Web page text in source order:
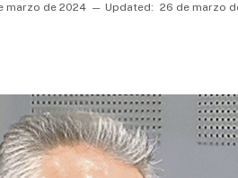
marzo de 2024 Updated: 26 de marzo